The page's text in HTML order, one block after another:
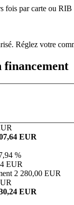
fois par carte ou RIB
Réglez votre
financement
EUR
%
EUR
2 280,00 EUR
EUR